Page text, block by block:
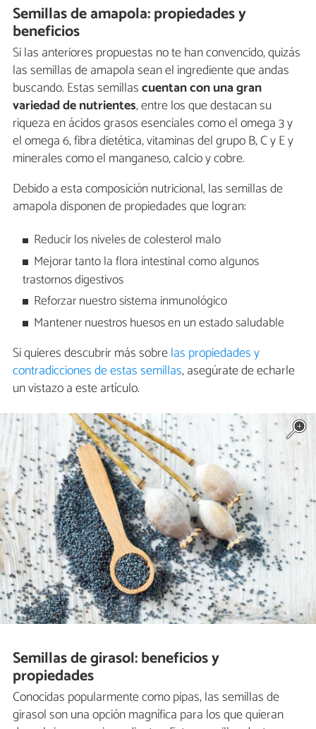
Semillas de amapola: propiedades y
beneficios
Si las anteriores propuestas no te han convencido, quizás
las semillas de amapola sean el ingrediente que andas
buscando. Estas semillascuentan con una gran
variedad de nutrientes, entre los que destacan su
riqueza en ácidos grasos esenciales como el omega 3 y
el omega 6, fibra dietética, vitaminas del grupo B, C y E y
minerales como el manganeso, calcio y cobre.
Debido a esta composición nutricional, las semillas de
amapola disponen de propiedades que logran:
Reducir los niveles de colesterol malo
Mejorar tanto la flora intestinal como algunos
trastornos digestivos
Reforzar nuestro sistema inmunológico
Mantener nuestros huesos en un estado saludable
Si quieres descubrir más sobrelas propiedades y
contradicciones de estas semillas, asegúrate de echarle
un vistazo a este artículo.
Semillas de girasol: beneficios y
propiedades
Conocidas popularmente como pipas, las semillas de
girasol son una opción magnífica para los que quieran